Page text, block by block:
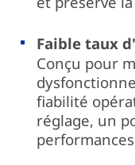
Faible taux
Conçu pour
fiabilité
réglage, un